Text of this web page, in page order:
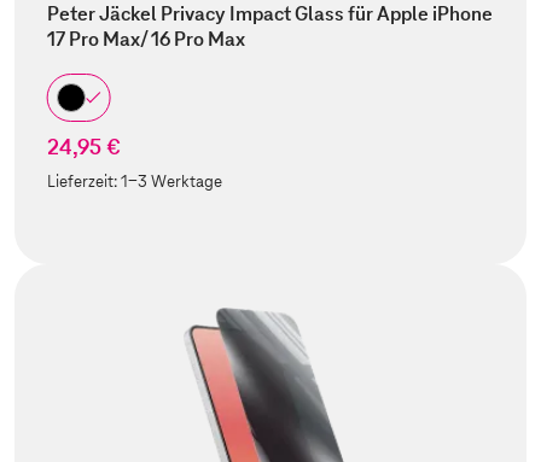
Peter Jäckel Privacy Impact Glass für Apple iPhone
17 Pro Max/ 16 Pro Max
24,95 €
Lieferzeit:1-3 Werktage